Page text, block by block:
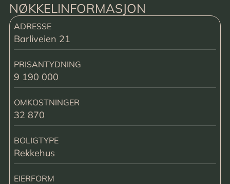
NØKKELINFORMASJON
ADRESSE
Barliveien 21
PRISANTYDNING
9 190 000
OMKOSTNINGER
32 870
BOLIGTYPE
Rekkehus
EIERFORM